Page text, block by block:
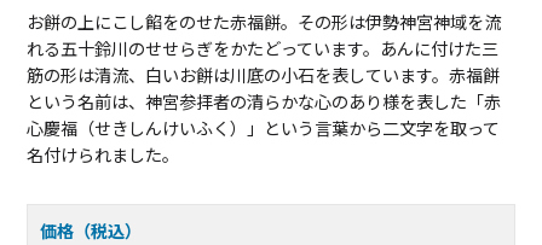
お餅の上にこし餡をのせた赤福餅。その形は伊勢神宮神域を流
れる五十鈴川のせせらぎをかたどっています。あんに付けた三
筋の形は清流、白いお餅は川底の小石を表しています。赤福餅
という名前は、神宮参拝者の清らかな心のあり様を表した「赤
心慶福（せきしんけいふく）」という言葉から二文字を取って
名付けられました。
価格（税込）